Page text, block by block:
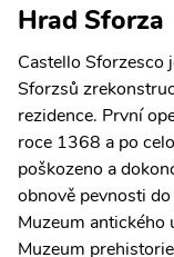
Hrad Sforza
Castello Sforzesco
Sforzsů
rezidence. První
roce 1368 a po
poškozeno a
obnově pevnosti
Muzeum antického
Muzeum